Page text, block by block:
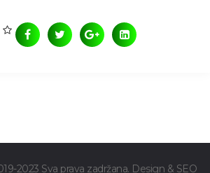
2023 Sva prava zadržana. Design & SEO